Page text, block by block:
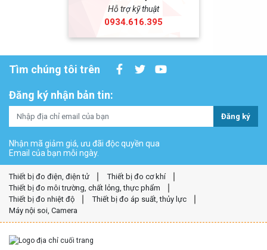
Hỗ trợ kỹ thuật
0934.616.395
Tìm chúng tôi trên
Đăng ký nhận bản tin:
Đăng ký
Nhận mã giảm giá, ưu đãi độc quyền qua
Email của bạn mỗi ngày.
Thiết bị đo điện, điện tử
Thiết bị đo cơ khí
Thiết bị đo môi trường, chất lỏng, thực phẩm
Thiết bị đo nhiệt độ
Thiết bị đo áp suất, thủy lực
Máy nội soi, Camera